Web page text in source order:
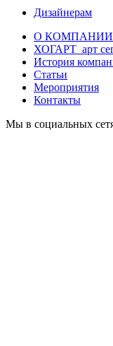
Дизайнерам
О КОМПАНИИ
ХОГАРТ_арт
История
Статьи
Мероприятия
Контакты
Мы в социальных